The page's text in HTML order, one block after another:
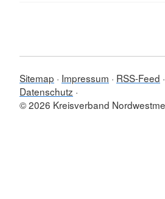
Sitemap Impressum RSS-Feed
Datenschutz
© 2026 Kreisverband